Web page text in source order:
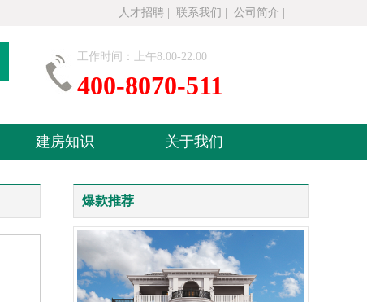
人才招聘 联系我们 公司简介
工作时间：上午8:00-22:00
400-8070-511
建房知识 关于我们
爆款推荐